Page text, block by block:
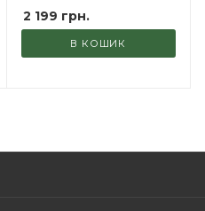
2 199 грн.
В КОШИК